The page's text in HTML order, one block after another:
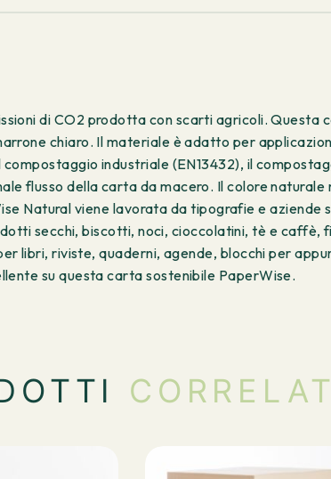
di CO2 prodotta con scarti agricoli. Questa
chiaro. Il materiale è adatto per
industriale (EN13432), il
flusso della carta da macero. Il colore
Natural viene lavorata da tipografie e
secchi, biscotti, noci, cioccolatini, tè e
libri, riviste, quaderni, agende, blocchi per
su questa carta sostenibile PaperWise.